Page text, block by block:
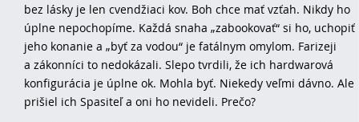
bez lásky je len cvendžiaci kov. Boh chce mať vzťah. Nikdy ho
úplne nepochopíme. Každá snaha „zabookovať“ si ho, uchopiť
jeho konanie a „byť za vodou“ je fatálnym omylom. Farizeji
a zákonníci to nedokázali. Slepo tvrdili, že ich hardwarová
konfigurácia je úplne ok. Mohla byť. Niekedy veľmi dávno. Ale
prišiel ich Spasiteľ a oni ho nevideli. Prečo?